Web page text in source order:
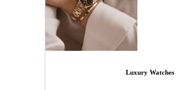
Luxury Watches